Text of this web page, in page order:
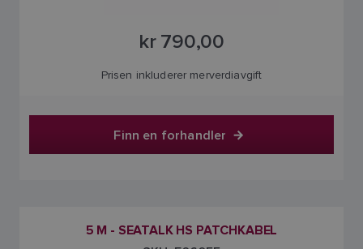
kr 790,00
Prisen inkluderer merverdiavgift
Finn en forhandler
5 M - SEATALK HS PATCHKABEL